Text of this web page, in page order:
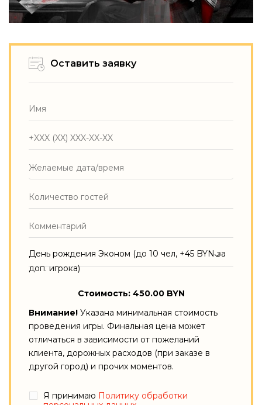
Оставить заявку
День рождения Эконом (до 10 чел, +45 BYN за
доп. игрока)
Стоимость: 450.00 BYN
Внимание! Указана минимальная стоимость
проведения игры. Финальная цена может
отличаться в зависимости от пожеланий
клиента, дорожных расходов (при заказе в
другой город) и прочих моментов.
Я принимаю Политику обработки